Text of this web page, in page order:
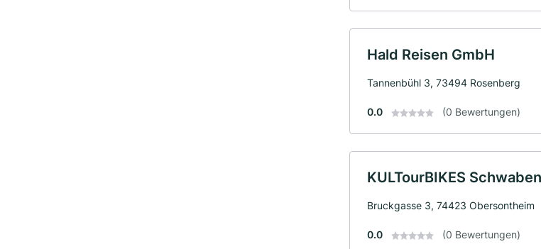
Hald Reisen GmbH
Tannenbühl 3, 73494 Rosenberg
0.0 (0 Bewertungen)
KULTourBIKES
Bruckgasse 3, 74423 Obersontheim
0.0 (0 Bewertungen)